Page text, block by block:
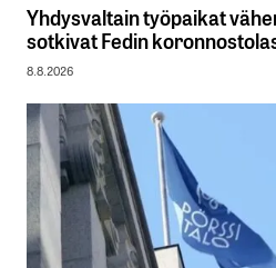
Yhdysvaltain työpaikat
sotkivat Fedin
8.8.2026